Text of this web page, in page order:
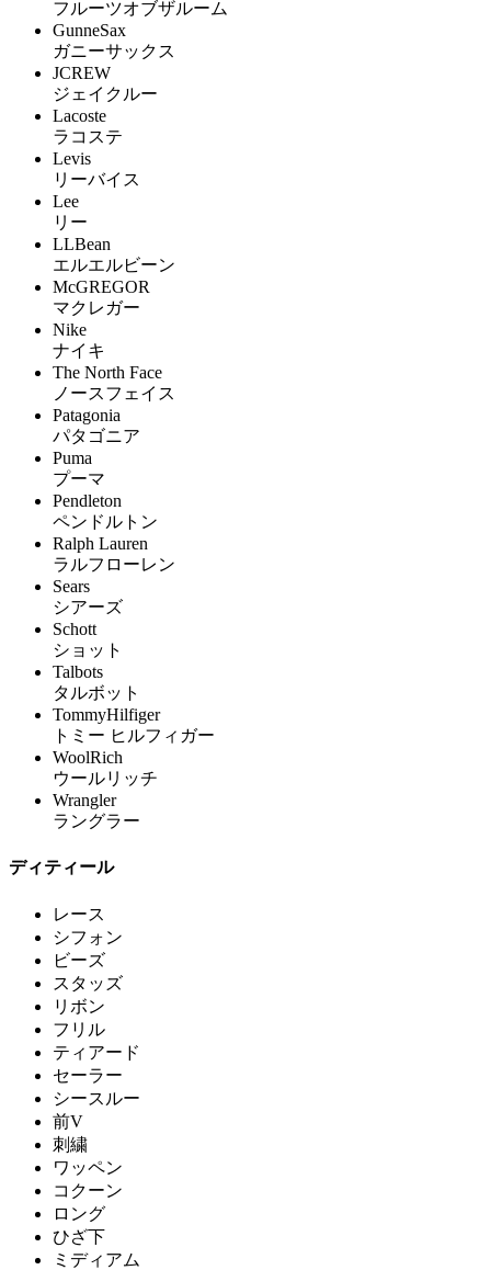
フルーツオブザルーム
GunneSax
ガニーサックス
JCREW
ジェイクルー
Lacoste
ラコステ
Levis
リーバイス
Lee
リー
LLBean
エルエルビーン
McGREGOR
マクレガー
Nike
ナイキ
The North Face
ノースフェイス
Patagonia
パタゴニア
Puma
プーマ
Pendleton
ペンドルトン
Ralph Lauren
ラルフローレン
Sears
シアーズ
Schott
ショット
Talbots
タルボット
TommyHilfiger
トミー ヒルフィガー
WoolRich
ウールリッチ
Wrangler
ラングラー
ディティール
レース
シフォン
ビーズ
スタッズ
リボン
フリル
ティアード
セーラー
シースルー
前V
刺繍
ワッペン
コクーン
ロング
ひざ下
ミディアム